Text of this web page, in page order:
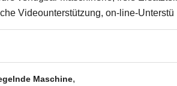
Videounterstützung, on-line-Unterstü
Maschine,